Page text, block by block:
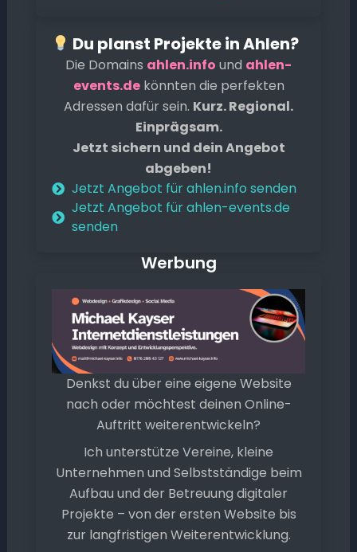
Du planst Projekte in Ahlen?
Die Domains ahlen.info und ahlen-
events.dekönnten die perfekten
Adressen dafür sein. Kurz. Regional.
Einprägsam.
Jetzt sichern und dein Angebot
abgeben!
Jetzt Angebot für ahlen.info senden
Jetzt Angebot für ahlen-events.de
senden
Werbung
Denkst du über eine eigene Website
nach oder möchtest deinen Online-
Auftritt weiterentwickeln?
Ich unterstütze Vereine, kleine
Unternehmen und Selbstständige beim
Aufbau und der Betreuung digitaler
Projekte – von der ersten Website bis
zur langfristigen Weiterentwicklung.